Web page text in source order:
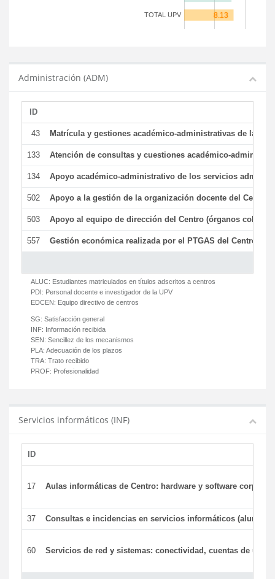
TOTAL UPV
Administración (ADM)
ID
43 Matrícula y gestiones académico-administrativas de la
133 Atención de consultas y cuestiones académico-
134 Apoyo académico-administrativo de los servicios
502 Apoyo a la gestión de la organización docente del Centro
503 Apoyo al equipo de dirección del Centro (órganos
557 Gestión económica realizada por el PTGAS del Centro
ALUC: Estudiantes matriculados en títulos adscritos a centros
PDI: Personal docente e investigador de la UPV
EDCEN: Equipo directivo de centros
SG: Satisfacción general
INF: Información recibida
SEN: Sencillez de los mecanismos
PLA: Adecuación de los plazos
TRA: Trato recibido
PROF: Profesionalidad
Servicios informáticos (INF)
ID
17 Aulas informáticas de Centro: hardware y software
37 Consultas e incidencias en servicios informáticos (alumnos)
60 Servicios de red y sistemas: conectividad, cuentas de